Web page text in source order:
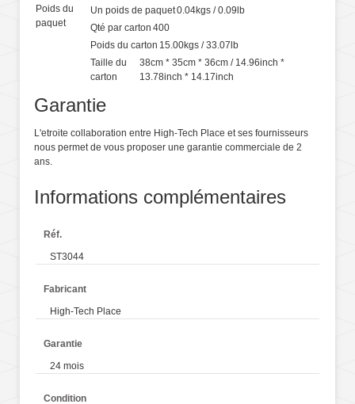
Poids du
paquet
Un poids de paquet0.04kgs / 0.09lb
Qté par carton 400
Poids du carton 15.00kgs / 33.07lb
Taille du
carton
38cm * 35cm * 36cm / 14.96inch *
13.78inch * 14.17inch
Garantie
L'etroite collaboration entre High-Tech Place et ses fournisseurs
nous permet de vous proposer une garantie commerciale de 2
ans.
Informations complémentaires
Réf.
ST3044
Fabricant
High-Tech Place
Garantie
24 mois
Condition